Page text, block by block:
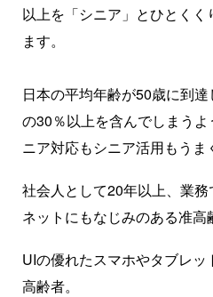
以上を「シニア」とひとくく
ます。
日本の平均年齢が50歳に到
の30％以上を含んでしまう
ニア対応もシニア活用もうま
社会人として20年以上、業
ネットにもなじみのある准高
UIの優れたスマホやタブレ
高齢者。